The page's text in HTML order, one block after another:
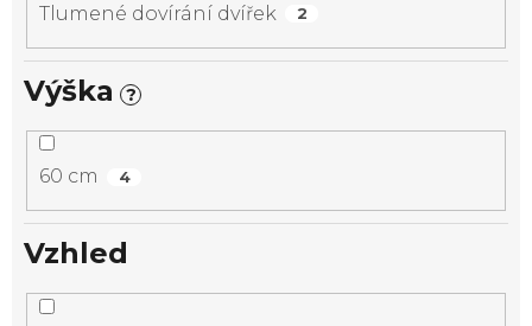
Tlumené dovírání dvířek 2
Výška ?
60 cm 4
Vzhled